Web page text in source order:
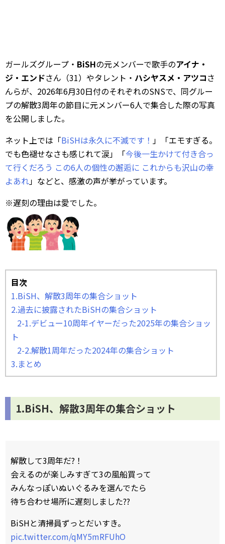
ガールズグループ・ BiSHの元メンバーで歌手のアイナ・
ジ・エンドさん（31）やタレント・ ハシヤスメ・アツコさ
んらが、2026年6月30日付のそれぞれのSNSで、同グルー
プの解散3周年の節目に元メンバー6人で集合した際の写真
を公開しました。
ネット上では「BiSHは永久に不滅です！ 」「エモすぎる。
でも色褪せなさも感じれて涙」「今後一生かけて付き合っ
て行くだろう この6人の個性の邂逅に これからも沢山の幸
よあれ」などと、感激の声が挙がっています。
※遅刻の理由は愛でした。
目次
1.BiSH、解散3周年の集合ショット
2.過去に披露されたBiSHの集合ショット
2-1.デビュー10周年イヤーだった2025年の集合ショッ
ト
2-2.解散1周年だった2024年の集合ショット
3.まとめ
1.BiSH、解散3周年の集合ショット
解散して3周年だ?！
会えるのが楽しみすぎて3の風船買って
みんなっぽいぬいぐるみを選んでたら
待ち合わせ場所に遅刻しました??
BiSHと清掃員ずっとだいすき。
pic.twitter.com/qMY5mRFUhO